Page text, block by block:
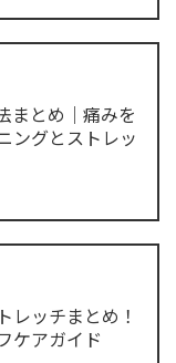
まとめ｜痛みを
ングとストレッ
レッチまとめ！
ケアガイド